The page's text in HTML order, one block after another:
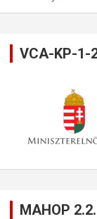
VCA-KP-1-
MAHOP